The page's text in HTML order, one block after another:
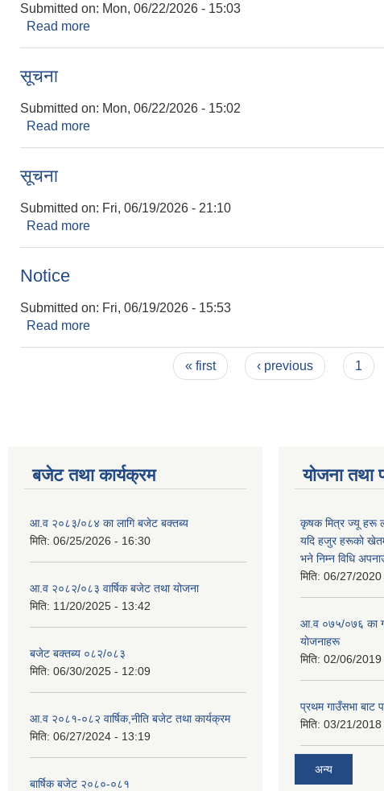
Submitted on: Mon, 06/22/2026 - 15:03
Read more
सूचना
Submitted on: Mon, 06/22/2026 - 15:02
Read more
सूचना
Submitted on: Fri, 06/19/2026 - 21:10
Read more
Notice
Submitted on: Fri, 06/19/2026 - 15:53
Read more
« first ‹ previous 1
बजेट तथा कार्यक्रम
आ.व २०८३/०८४ का लागि बजेट बक्तब्य
मिति: 06/25/2026 - 16:30
आ.व २०८२/०८३ वार्षिक बजेट तथा योजना
मिति: 11/20/2025 - 13:42
बजेट बक्तब्य ०८२/०८३
मिति: 06/30/2025 - 12:09
आ.व २०८१-०८२ वार्षिक,नीति बजेट तथा कार्यक्रम
मिति: 06/27/2024 - 13:19
बार्षिक बजेट २०८०-०८१
योजना तथा
कृषक मित्र ज्यू हरू
यदि हजुर हरूकाे
भने निम्न विधि
मिति: 06/27/2020
आ‍.व ०७५/०७६ का
याेजनाहरू
मिति: 02/06/2019
प्रथम गाउँसभा बाट
मिति: 03/21/2018
अन्य